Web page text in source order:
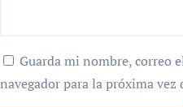
Guarda mi nombre, correo
navegador para la próxima vez